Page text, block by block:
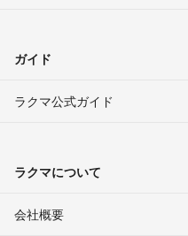
ガイド
ラクマ公式ガイド
ラクマについて
会社概要